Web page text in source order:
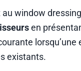
window
en
existants.